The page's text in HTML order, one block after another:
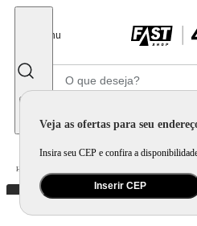
Menu
Veja as ofertas para seu
Insira seu CEP e confira a
Inserir CEP
Home